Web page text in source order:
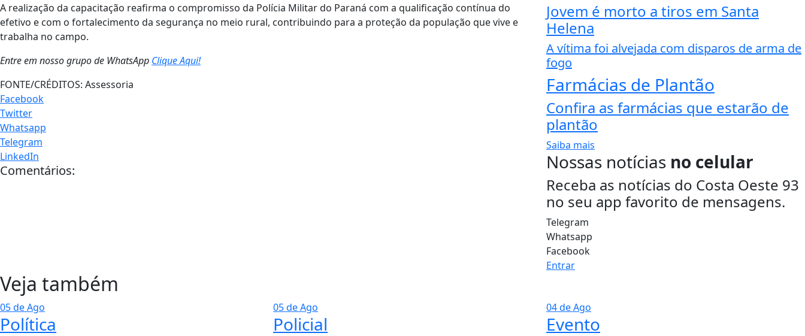
A realização da capacitação reafirma o compromisso da Polícia Militar do Paraná com a qualificação contínua do
efetivo e com o fortalecimento da segurança no meio rural, contribuindo para a proteção da população que vive e
trabalha no campo.
Entre em nosso grupo de WhatsApp Clique Aqui!
FONTE/CRÉDITOS: Assessoria
Facebook
Twitter
Whatsapp
Telegram
LinkedIn
Comentários:
Jovem é morto a tiros em Santa
Helena
A vítima foi alvejada com disparos de arma de
fogo
Farmácias de Plantão
Confira as farmácias que estarão de
plantão
Saiba mais
Nossas notícias no celular
Receba as notícias do Costa Oeste 93
no seu app favorito de mensagens.
Telegram
Whatsapp
Facebook
Entrar
Veja também
05 de Ago
Política
05 de Ago
Policial
04 de Ago
Evento